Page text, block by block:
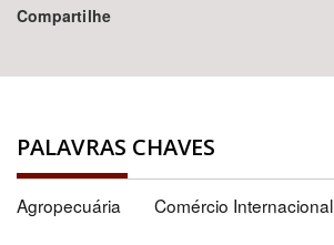
Compartilhe
PALAVRAS CHAVES
Agropecuária
Comércio Internacional